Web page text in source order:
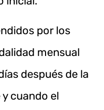
por los
mensual
después de la
cuando el